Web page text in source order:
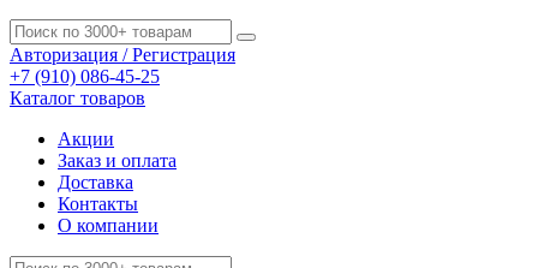
Авторизация / Регистрация
+7 (910) 086-45-25
Каталог товаров
Акции
Заказ и оплата
Доставка
Контакты
О компании